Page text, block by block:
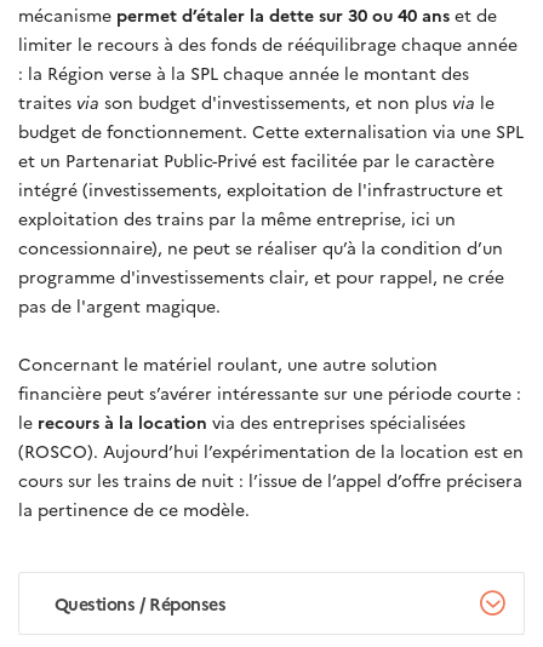
mécanisme permet d’étaler la dette sur 30 ou 40 ans et de
limiter le recours à des fonds de rééquilibrage chaque année
: la Région verse à la SPL chaque année le montant des
traites via son budget d'investissements, et non plus via le
budget de fonctionnement. Cette externalisation via une SPL
et un Partenariat Public-Privé est facilitée par le caractère
intégré (investissements, exploitation de l'infrastructure et
exploitation des trains par la même entreprise, ici un
concessionnaire), ne peut se réaliser qu’à la condition d’un
programme d'investissements clair, et pour rappel, ne crée
pas de l'argent magique.
Concernant le matériel roulant, une autre solution
financière peut s’avérer intéressante sur une période courte :
le recours à la location via des entreprises spécialisées
(ROSCO). Aujourd’hui l’expérimentation de la location est en
cours sur les trains de nuit : l’issue de l’appel d’offre précisera
la pertinence de ce modèle.
Questions / Réponses